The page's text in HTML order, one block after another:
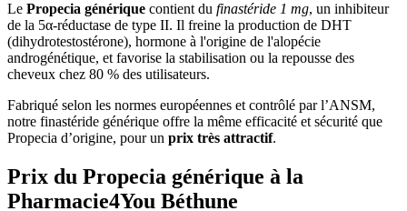
Le Propecia générique contient du finastéride 1 mg, un inhibiteur
de la 5α-réductase de type II. Il freine la production de DHT
(dihydrotestostérone), hormone à l'origine de l'alopécie
androgénétique, et favorise la stabilisation ou la repousse des
cheveux chez 80 % des utilisateurs.
Fabriqué selon les normes européennes et contrôlé par l’ANSM,
notre finastéride générique offre la même efficacité et sécurité que
Propecia d’origine, pour un prix très attractif.
Prix du Propecia générique à la
Pharmacie4You Béthune